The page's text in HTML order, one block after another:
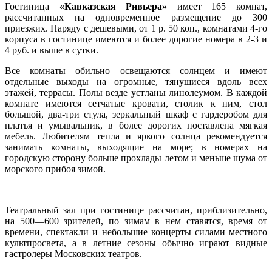
Гостиница «Кавказская Ривьера» имеет 165 комнат,
рассчитанных на одновременное размещение до 300
приезжих. Наряду с дешевыми, от 1 р. 50 коп., комнатами 4-го
корпуса в гостинице имеются и более дорогие номера в 2-3 и
4 руб. и выше в сутки.
Все комнаты обильно освещаются солнцем и имеют
отдельные выходы на огромные, тянущиеся вдоль всех
этажей, террасы. Полы везде устланы линолеумом. В каждой
комнате имеются сетчатые кровати, столик к ним, стол
большой, два-три стула, зеркальный шкаф с гардеробом для
платья и умывальник, в более дорогих поставлена мягкая
мебель. Любителям тепла и яркого солнца рекомендуется
занимать комнаты, выходящие на море; в номерах на
городскую сторону больше прохлады летом и меньше шума от
морского прибоя зимой.
Театральный зал при гостинице рассчитан, приблизительно,
на 500—600 зрителей, по зимам в нем ставятся, время от
времени, спектакли и небольшие концерты силами местного
культпросвета, а в летние сезоны обычно играют видные
гастролеры Московских театров.